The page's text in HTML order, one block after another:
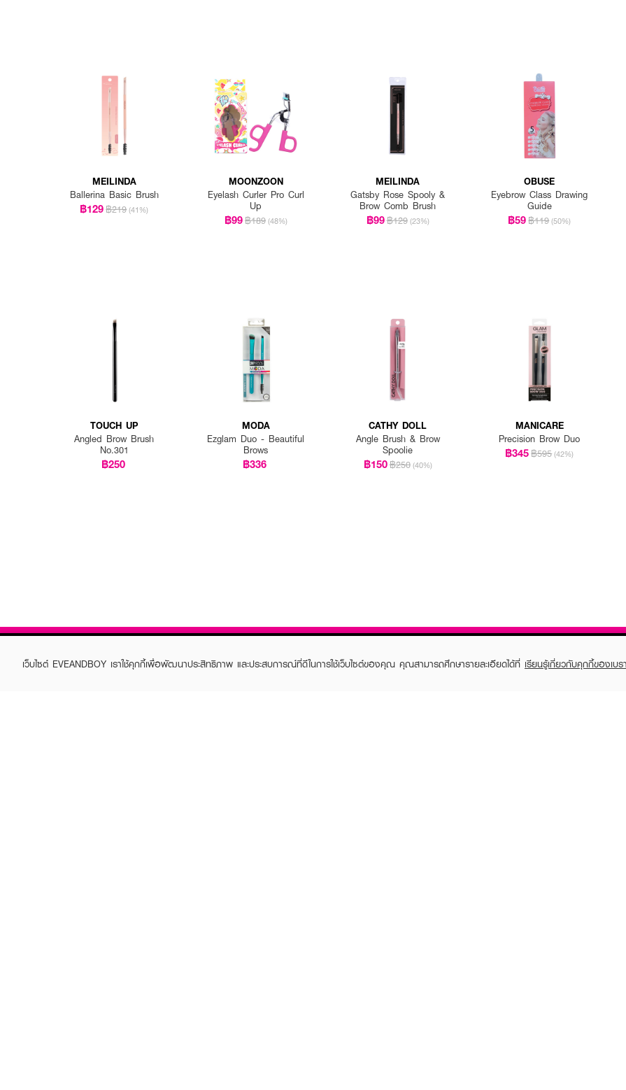
MEILINDA
Ballerina Basic Brush
฿129฿219 (41%)
MOONZOON
Eyelash Curler Pro Curl
Up
฿99฿189 (48%)
MEILINDA
Gatsby Rose Spooly &
Brow Comb Brush
฿99฿129 (23%)
OBUSE
Eyebrow Class Drawing
Guide
฿59฿119 (50%)
TOUCH UP
Angled Brow Brush
No.301
฿250
MODA
Ezglam Duo - Beautiful
Brows
฿336
CATHY DOLL
Angle Brush & Brow
Spoolie
฿150฿250 (40%)
MANICARE
Precision Brow Duo
฿345฿595 (42%)
เว็บไซต์ EVEANDBOY เราใช้คุกกี้เพื่อพัฒนาประสิทธิภาพ และประสบการณ์ที่ดีในการใช้เว็บไซต์ของคุณ คุณสามารถศึกษารายละเอียดได้ที่ เรียนรู้เกี่ยวกับคุกกี้ของเบร